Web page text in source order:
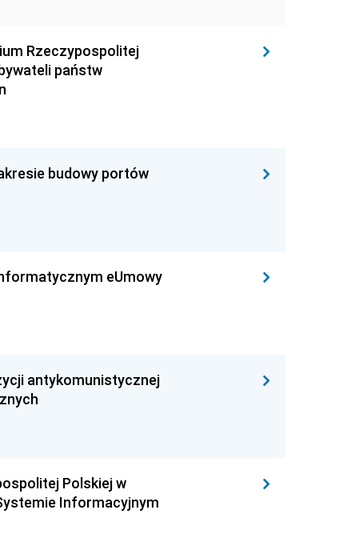
Rzeczypospolitej
państw
budowy portów
eUmowy
antykomunistycznej
Polskiej w
Informacyjnym